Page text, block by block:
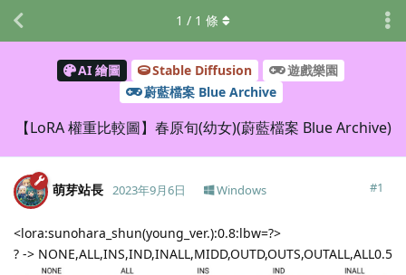
AI 繪圖 Stable Diffusion
遊戲樂園
蔚藍檔案 Blue Archive
【LoRA 權重比較圖】春原旬(幼女)(蔚藍檔案 Blue Archive)
1 / 1 條
萌芽站長 2023年9月6日 #1
Windows
<lora:sunohara_shun(young_ver.):0.8:lbw=?>
? -> NONE,ALL,INS,IND,INALL,MIDD,OUTD,OUTS,OUTALL,ALL0.5